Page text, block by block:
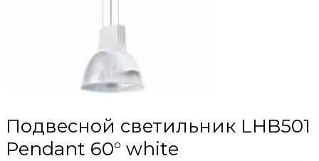
Подвесной светильник LHB501
Pendant 60° white